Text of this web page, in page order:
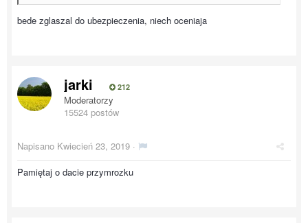
bede zglaszal do ubezpieczenia, niech oceniaja
jarki 212
Moderatorzy
15524 postów
Napisano Kwiecień 23, 2019 ·
Pamiętaj o dacie przymrozku